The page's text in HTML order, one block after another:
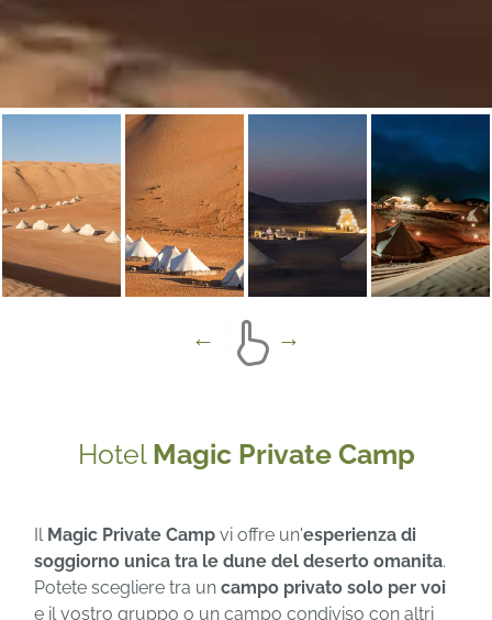
Hotel Magic Private Camp
Il Magic Private Camp vi offre un'esperienza di
soggiorno unica tra le dune del deserto omanita.
Potete scegliere tra un campo privato solo per voi
e il vostro gruppo o un campo condiviso con altri